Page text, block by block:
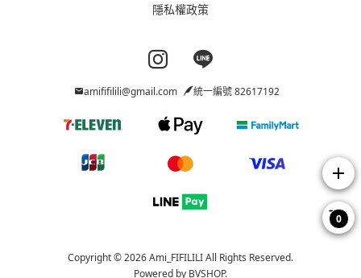
隱私權政策
Instagram page
Line page
amififilili@gmail.com 統一編號 82617192
Copyright © 2026 Ami_FIFILILI All Rights Reserved.
Powered by BVSHOP.
add
0